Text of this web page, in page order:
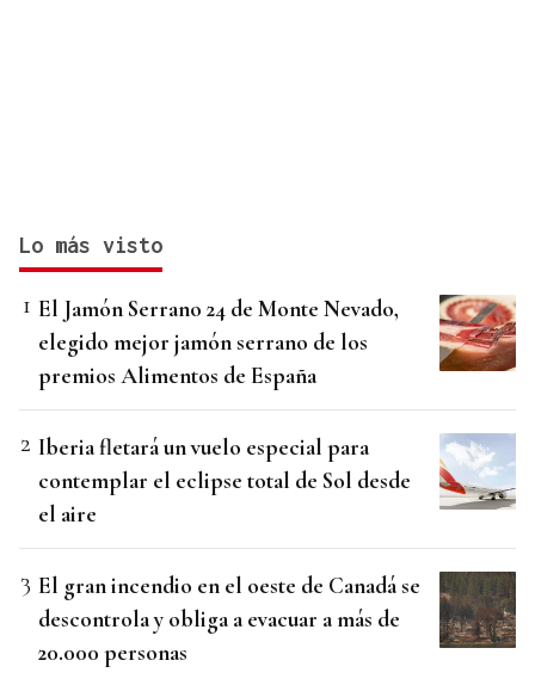
Lo más visto
El Jamón Serrano 24 de Monte Nevado,
elegido mejor jamón serrano de los
premios Alimentos de España
Iberia fletará un vuelo especial para
contemplar el eclipse total de Sol desde
el aire
El gran incendio en el oeste de Canadá se
descontrola y obliga a evacuar a más de
20.000 personas